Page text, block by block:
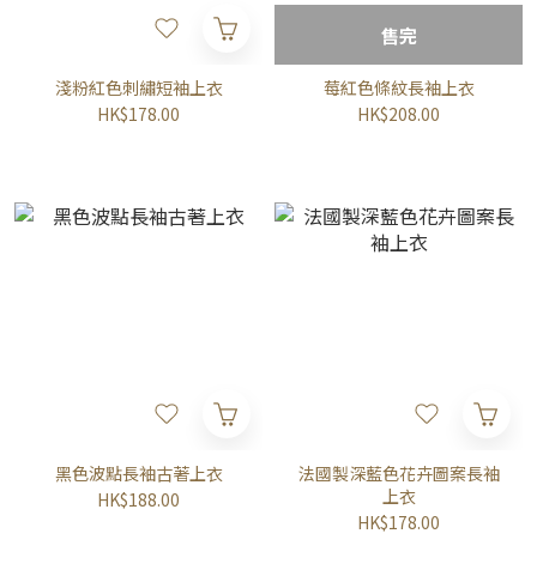
淺粉紅色刺繡短袖上衣
HK$178.00
售完
莓紅色條紋長袖上衣
HK$208.00
黑色波點長袖古著上衣
HK$188.00
法國製深藍色花卉圖案長袖
上衣
HK$178.00